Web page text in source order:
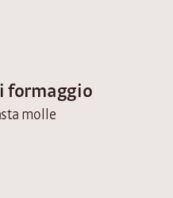
formaggio
molle